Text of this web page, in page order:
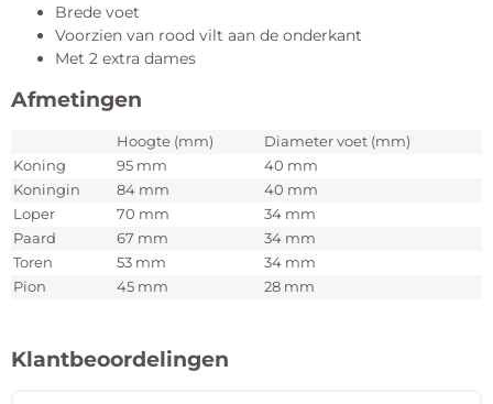
Brede voet
Voorzien van rood vilt aan de onderkant
Met 2 extra dames
Afmetingen
Hoogte (mm)
Diameter voet (mm)
Koning
95 mm
40 mm
Koningin
84 mm
40 mm
Loper
70 mm
34 mm
Paard
67 mm
34 mm
Toren
53 mm
34 mm
Pion
45 mm 28 mm
Klantbeoordelingen